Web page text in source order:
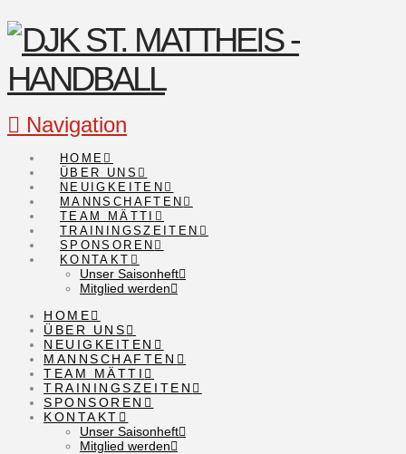
Navigation
HOME
ÜBER UNS
NEUIGKEITEN
MANNSCHAFTEN
TEAM MÄTTI
TRAININGSZEITEN
SPONSOREN
KONTAKT
Unser Saisonheft
Mitglied werden
HOME
ÜBER UNS
NEUIGKEITEN
MANNSCHAFTEN
TEAM MÄTTI
TRAININGSZEITEN
SPONSOREN
KONTAKT
Unser Saisonheft
Mitglied werden